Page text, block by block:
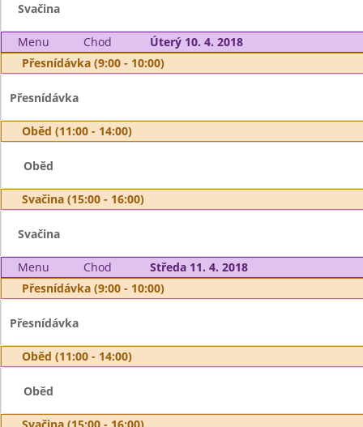
Svačina
Menu Chod
Úterý 10. 4. 2018
Přesnídávka (9:00 - 10:00)
Přesnídávka
Oběd (11:00 - 14:00)
Oběd
Svačina (15:00 - 16:00)
Svačina
Menu Chod
Středa 11. 4. 2018
Přesnídávka (9:00 - 10:00)
Přesnídávka
Oběd (11:00 - 14:00)
Oběd